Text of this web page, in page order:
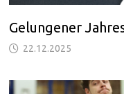
Gelungener
22.12.2025